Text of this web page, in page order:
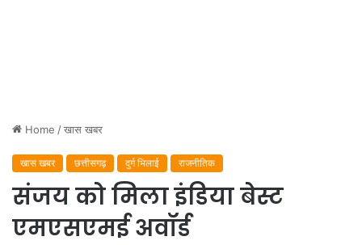
Home /खास खबर
खास खबर छत्तीसगढ़ दुर्ग भिलाई राजनीतिक
संजय को मिला इंडिया बेस्ट
एमएसएमई अवॉर्ड